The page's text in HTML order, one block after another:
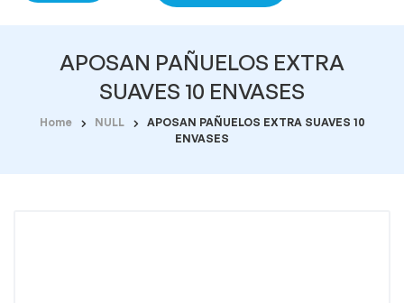
APOSAN PAÑUELOS EXTRA
SUAVES 10 ENVASES
Home NULL
APOSAN PAÑUELOS EXTRA SUAVES 10
ENVASES